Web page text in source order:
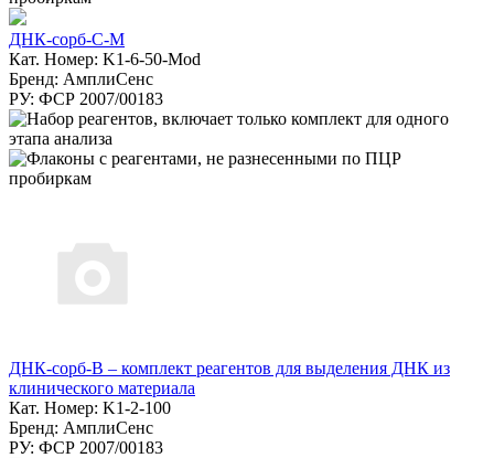
ДНК-сорб-С-М
Кат. Номер: K1-6-50-Mod
Бренд: АмплиСенс
РУ: ФСР 2007/00183
ДНК-сорб-В – комплект реагентов для выделения ДНК из
клинического материала
Кат. Номер: K1-2-100
Бренд: АмплиСенс
РУ: ФСР 2007/00183